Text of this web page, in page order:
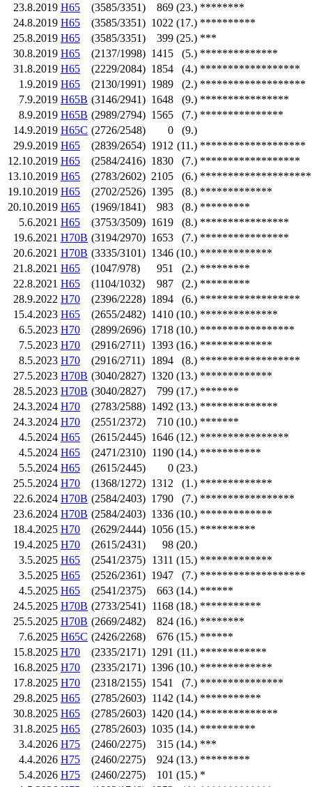
23.8.2019 H65 (3585/3351) 869 (23.) ********
24.8.2019 H65 (3585/3351) 1022 (17.) **********
25.8.2019 H65 (3585/3351) 399 (25.) ***
30.8.2019 H65 (2137/1998) 1415 (5.) **************
31.8.2019 H65 (2229/2084) 1854 (4.) ******************
1.9.2019 H65 (2130/1991) 1989 (2.) *******************
7.9.2019 H65B (3146/2941) 1648 (9.) ****************
8.9.2019 H65B (2989/2794) 1565 (7.) ***************
14.9.2019 H65C (2726/2548) 0
(9.)
29.9.2019 H65 (2839/2654) 1912 (11.) *******************
12.10.2019 H65 (2584/2416) 1830 (7.) ******************
13.10.2019 H65 (2783/2602) 2105 (6.)
19.10.2019 H65 (2702/2526) 1395 (8.) *************
20.10.2019 H65 (1969/1841) 983 (8.) *********
5.6.2021 H65 (3753/3509) 1619 (8.) ****************
19.6.2021 H70B (3194/2970) 1653 (7.) ****************
20.6.2021 H70B (3335/3101) 1346 (10.) *************
21.8.2021 H65 (1047/978) 951 (2.) *********
22.8.2021 H65 (1104/1032) 987 (2.) *********
28.9.2022 H70 (2396/2228) 1894 (6.) ******************
15.4.2023 H65 (2655/2482) 1410 (10.) **************
6.5.2023 H70 (2899/2696) 1718 (10.) *****************
7.5.2023 H70 (2916/2711) 1393 (16.) *************
8.5.2023 H70 (2916/2711) 1894 (8.) ******************
27.5.2023 H70B (3040/2827) 1320 (13.) *************
28.5.2023 H70B (3040/2827) 799 (17.) *******
24.3.2024 H70 (2783/2588) 1492 (13.) **************
24.3.2024 H70 (2551/2372) 710 (10.) *******
4.5.2024 H65 (2615/2445) 1646 (12.) ****************
4.5.2024 H65 (2471/2310) 1190 (14.) ***********
5.5.2024 H65 (2615/2445) 0 (23.)
25.5.2024 H70 (1368/1272) 1312 (1.) *************
22.6.2024 H70B (2584/2403) 1790 (7.) *****************
23.6.2024 H70B (2584/2403) 1336 (10.) *************
18.4.2025 H70 (2629/2444) 1056 (15.) **********
19.4.2025 H70 (2615/2431) 98 (20.)
3.5.2025 H65 (2541/2375) 1311 (15.) *************
3.5.2025 H65 (2526/2361) 1947 (7.) *******************
4.5.2025 H65 (2541/2375) 663 (14.) ******
24.5.2025 H70B (2733/2541) 1168 (18.) ***********
25.5.2025 H70B (2669/2482) 824 (16.) ********
7.6.2025 H65C (2426/2268) 676 (15.) ******
15.8.2025 H70 (2335/2171) 1291 (11.) ************
16.8.2025 H70 (2335/2171) 1396 (10.) *************
17.8.2025 H70 (2318/2155) 1541 (7.) ***************
29.8.2025 H65 (2785/2603) 1142 (14.) ***********
30.8.2025 H65 (2785/2603) 1420 (14.) **************
31.8.2025 H65 (2785/2603) 1035 (14.) **********
3.4.2026 H75 (2460/2275) 315 (14.) ***
4.4.2026 H75 (2460/2275) 924 (13.) *********
5.4.2026 H75 (2460/2275) 101 (15.) *